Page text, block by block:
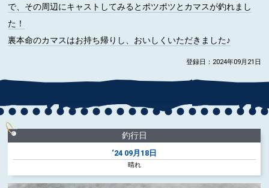
で、その周辺にキャストしてみるとポツポツとカマスが釣れまし
た！
裏本命のカマスはお持ち帰りし、おいしくいただきました♪
登録日：2024年09月21日
釣行日
‘24 09月18日
晴れ